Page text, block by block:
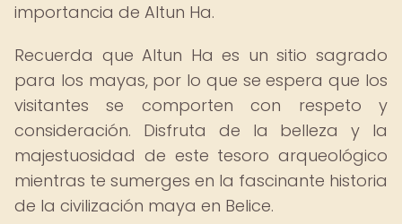
importancia de Altun Ha.
Recuerda que Altun Ha es un sitio sagrado
para los mayas, por lo que se espera que los
visitantes se comporten con respeto y
consideración. Disfruta de la belleza y la
majestuosidad de este tesoro arqueológico
mientras te sumerges en la fascinante historia
de la civilización maya en Belice.